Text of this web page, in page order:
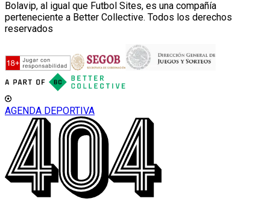
Bolavip, al igual que Futbol Sites, es una compañía
perteneciente a Better Collective. Todos los derechos
reservados
AGENDA DEPORTIVA